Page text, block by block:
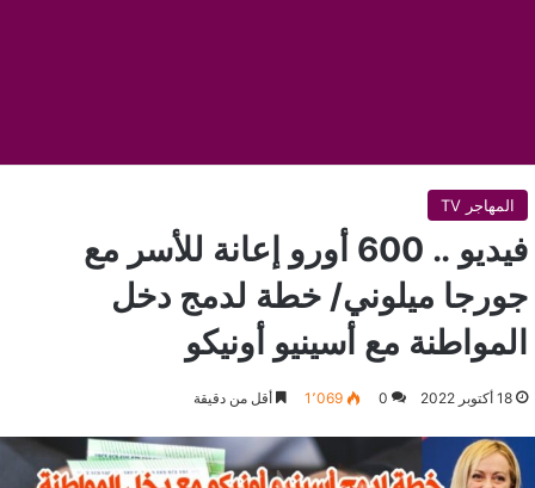
المهاجر TV
فيديو .. 600 أورو إعانة للأسر مع
جورجا ميلوني/ خطة لدمج دخل
المواطنة مع أسينيو أونيكو
18 أكتوبر 2022 0 1٬069 أقل من دقيقة